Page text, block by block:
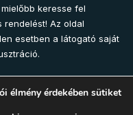
keresse fel
rendelést! Az oldal
esetben a látogató saját
élmény érdekében sütiket